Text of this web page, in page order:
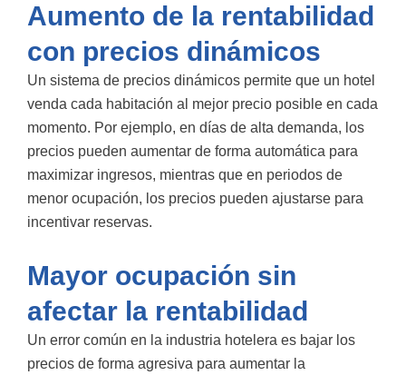
Aumento de la rentabilidad
con precios dinámicos
Un sistema de precios dinámicos permite que un hotel
venda cada habitación al mejor precio posible en cada
momento. Por ejemplo, en días de alta demanda, los
precios pueden aumentar de forma automática para
maximizar ingresos, mientras que en periodos de
menor ocupación, los precios pueden ajustarse para
incentivar reservas.
Mayor ocupación sin
afectar la rentabilidad
Un error común en la industria hotelera es bajar los
precios de forma agresiva para aumentar la